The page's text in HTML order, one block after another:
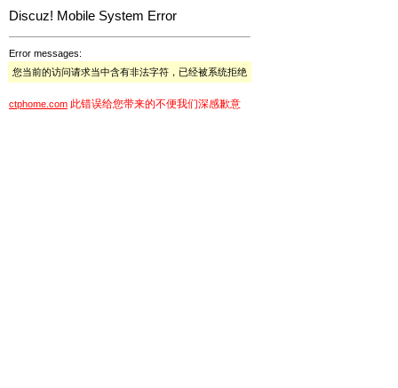
Discuz! Mobile System Error
Error messages:
您当前的访问请求当中含有非法字符，已经被系统拒绝
ctphome.com 此错误给您带来的不便我们深感歉意